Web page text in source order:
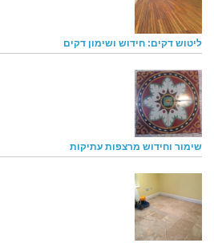
ליטוש דקים: חידוש ושימון דקים
שימור וחידוש מרצפות עתיקות